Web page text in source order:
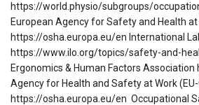
https://world.physio/subgroups/
European Agency for Safety and Health at
https://osha.europa.eu/en International
https://www.ilo.org/topics/safety-and-
Ergonomics & Human Factors
Agency for Health and Safety at Work
https://osha.europa.eu/en Occupational